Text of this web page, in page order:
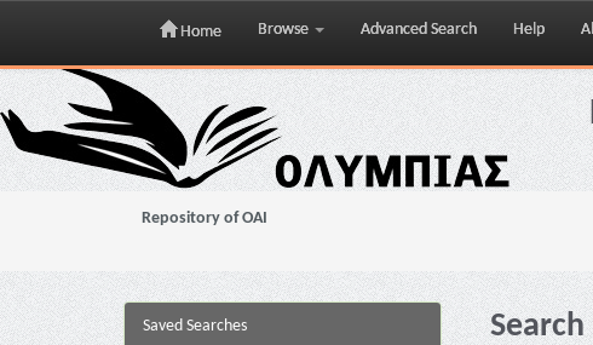
Skip
navigation
Home Browse Advanced Search Help
Repository of OAI
Saved Searches Search